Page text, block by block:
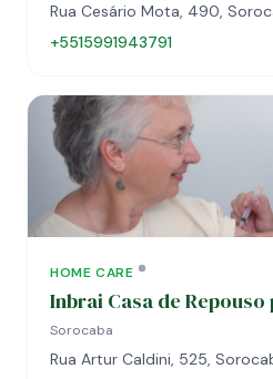
Rua Cesário Mota, 490,
+5515991943791
HOME CARE
Inbrai Casa de
Sorocaba
Rua Artur Caldini, 525,